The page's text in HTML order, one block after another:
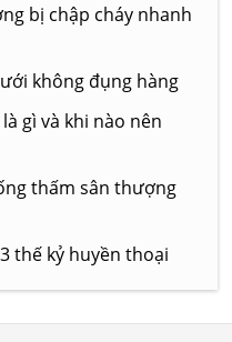
bị chập cháy nhanh
không đụng hàng
gì và khi nào nên
thấm sân thượng
thế kỷ huyền thoại